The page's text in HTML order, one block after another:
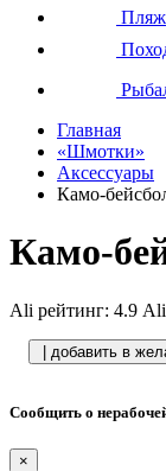
Пляж
Главная
«Шмотки»
Аксессуары
Камо-
Камо-
Ali рейтинг: 4.9 Ali
| добавить в
Сообщить о
×